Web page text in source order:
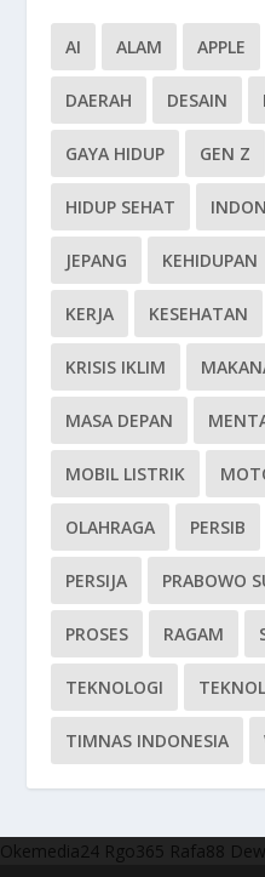
AI ALAM APPLE
DAERAH DESAIN
GAYA HIDUP GEN Z
HIDUP SEHAT
JEPANG KEHIDUPAN
KERJA KESEHATAN
KRISIS IKLIM
MASA DEPAN
MOBIL LISTRIK
OLAHRAGA PERSIB
PERSIJA PRABOWO
PROSES RAGAM
TEKNOLOGI
TIMNAS INDONESIA
Okemedia24 Rgo365 Rafa88